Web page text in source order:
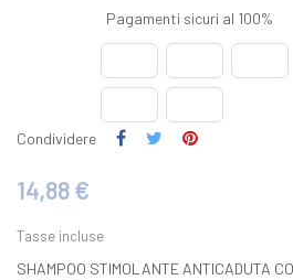
Pagamenti sicuri al 100%
Condividere
14,88 €
Tasse incluse
SHAMPOO STIMOLANTE ANTICADUTA